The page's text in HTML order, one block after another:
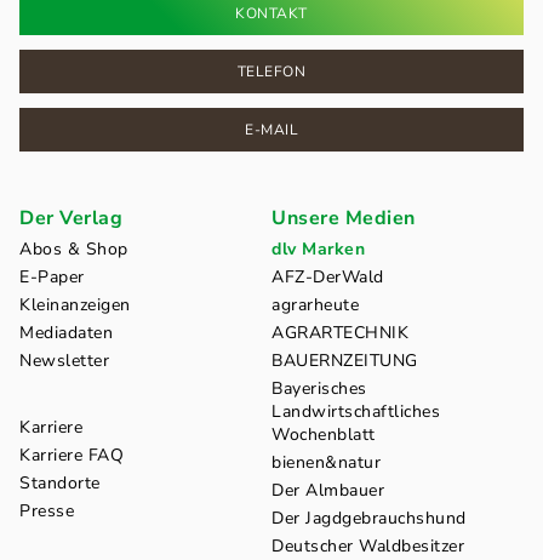
KONTAKT
TELEFON
E-MAIL
Der Verlag
Abos & Shop
E-Paper
Kleinanzeigen
Mediadaten
Newsletter
Karriere
Karriere FAQ
Standorte
Presse
Unsere Medien
dlv Marken
AFZ-DerWald
agrarheute
AGRARTECHNIK
BAUERNZEITUNG
Bayerisches
Landwirtschaftliches
Wochenblatt
bienen&natur
Der Almbauer
Der Jagdgebrauchshund
Deutscher Waldbesitzer